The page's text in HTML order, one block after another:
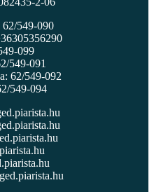
62/549-090
099
549-091
62/549-092
549-094